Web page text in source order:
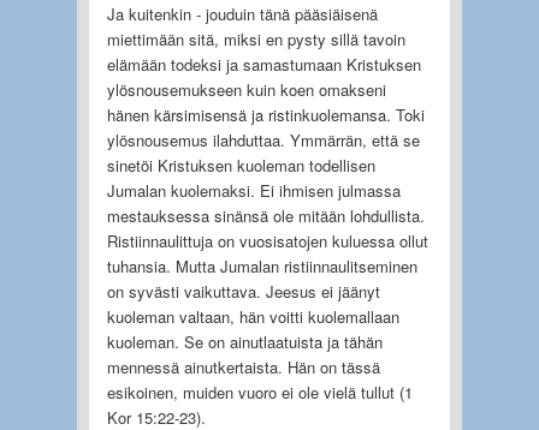
Ja kuitenkin - jouduin tänä pääsiäisenä
miettimään sitä, miksi en pysty sillä tavoin
elämään todeksi ja samastumaan Kristuksen
ylösnousemukseen kuin koen omakseni
hänen kärsimisensä ja ristinkuolemansa. Toki
ylösnousemus ilahduttaa. Ymmärrän, että se
sinetöi Kristuksen kuoleman todellisen
Jumalan kuolemaksi. Ei ihmisen julmassa
mestauksessa sinänsä ole mitään lohdullista.
Ristiinnaulittuja on vuosisatojen kuluessa ollut
tuhansia. Mutta Jumalan ristiinnaulitseminen
on syvästi vaikuttava. Jeesus ei jäänyt
kuoleman valtaan, hän voitti kuolemallaan
kuoleman. Se on ainutlaatuista ja tähän
mennessä ainutkertaista. Hän on tässä
esikoinen, muiden vuoro ei ole vielä tullut (1
Kor 15:22-23).